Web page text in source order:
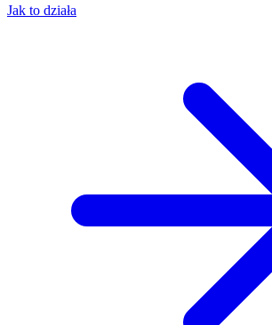
Jak to działa